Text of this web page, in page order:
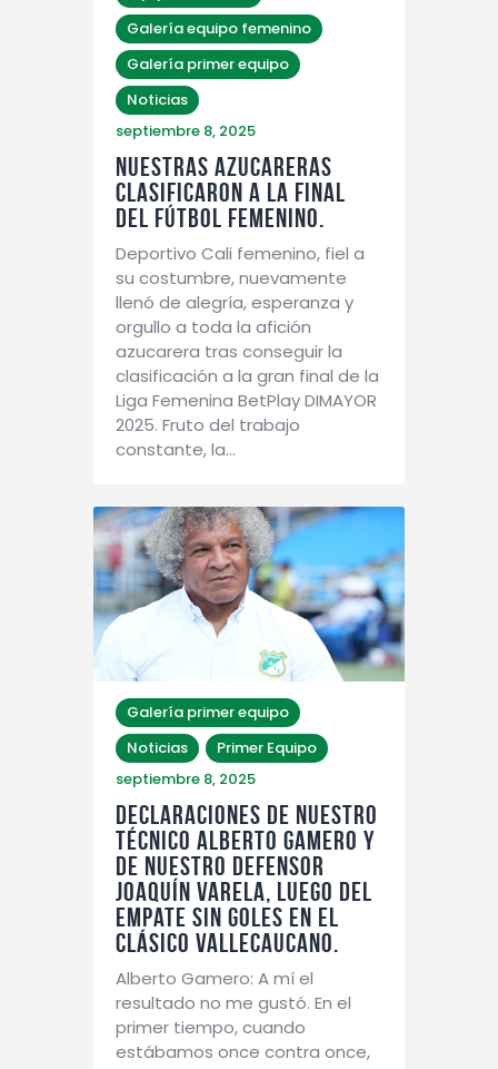
Galería equipo femenino
Galería primer equipo
Noticias
septiembre 8, 2025
Nuestras Azucareras
clasificaron a la final
del Fútbol Femenino.
Deportivo Cali femenino, fiel a
su costumbre, nuevamente
llenó de alegría, esperanza y
orgullo a toda la afición
azucarera tras conseguir la
clasificación a la gran final de la
Liga Femenina BetPlay DIMAYOR
2025. Fruto del trabajo
constante, la…
Galería primer equipo
Noticias
Primer Equipo
septiembre 8, 2025
Declaraciones de nuestro
técnico Alberto Gamero y
de nuestro defensor
Joaquín Varela, luego del
empate sin goles en el
Clásico Vallecaucano.
Alberto Gamero: A mí el
resultado no me gustó. En el
primer tiempo, cuando
estábamos once contra once,